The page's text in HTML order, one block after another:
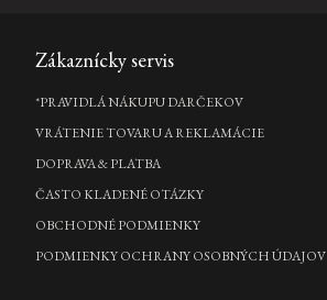
Zápätie
Zákaznícky servis
*PRAVIDLÁ NÁKUPU DARČEKOV
VRÁTENIE TOVARU A REKLAMÁCIE
DOPRAVA & PLATBA
ČASTO KLADENÉ OTÁZKY
OBCHODNÉ PODMIENKY
PODMIENKY OCHRANY OSOBNÝCH ÚDAJOV